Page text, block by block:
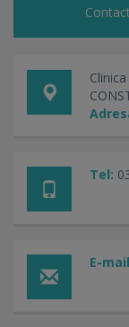
Contact
Tel:
E-